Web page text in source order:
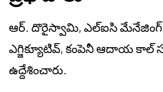
ఆర్. దొరైస్వామి, ఎల్‌ఐసి మేనేజింగ్
ఎగ్జిక్యూటివ్, కంపెనీ ఆదాయ
ఉద్దేశించారు.